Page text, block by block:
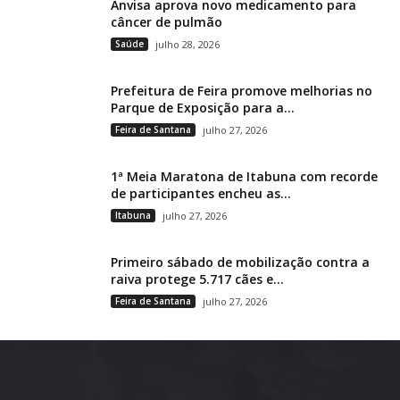
Anvisa aprova novo medicamento para
câncer de pulmão
Saúde julho 28, 2026
Prefeitura de Feira promove melhorias no
Parque de Exposição para a...
Feira de Santana julho 27, 2026
1ª Meia Maratona de Itabuna com recorde
de participantes encheu as...
Itabuna julho 27, 2026
Primeiro sábado de mobilização contra a
raiva protege 5.717 cães e...
Feira de Santana julho 27, 2026